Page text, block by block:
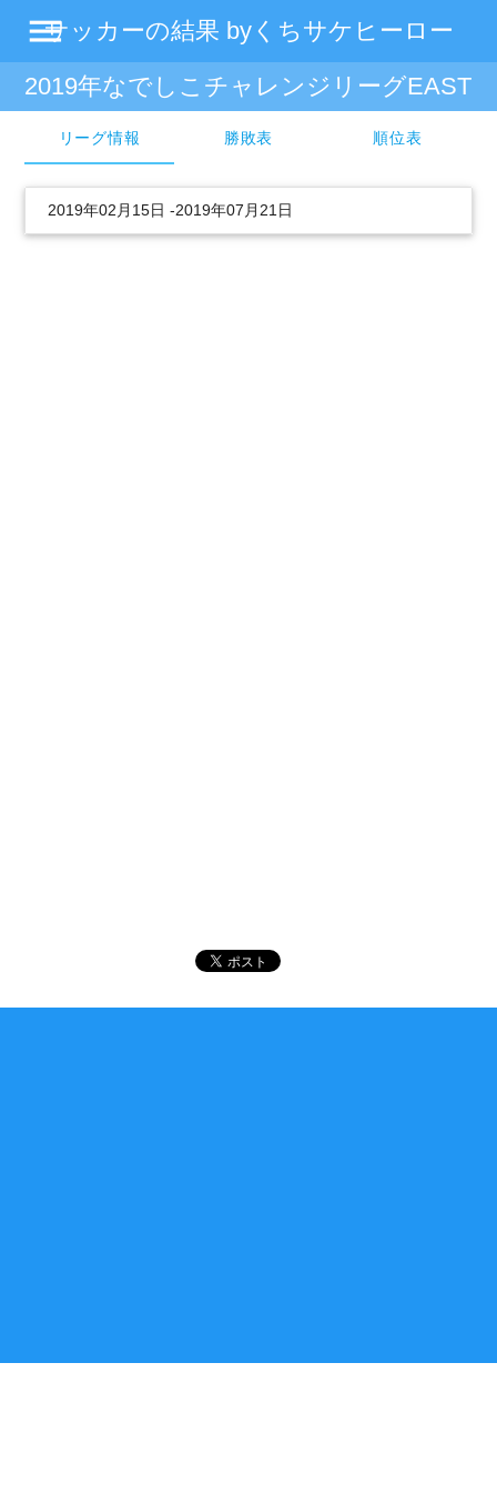
サッカーの結果 byくちサケヒーロー
menu
2019年なでしこチャレンジリーグEAST
リーグ情報 勝敗表 順位表
2019年02月15日 -2019年07月21日